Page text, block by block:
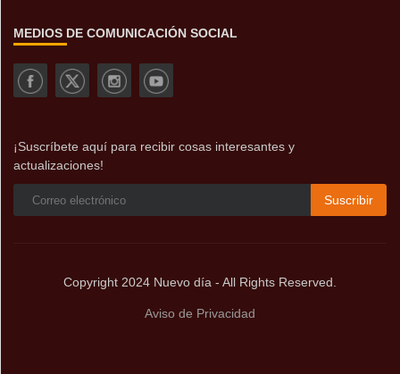
MEDIOS DE COMUNICACIÓN SOCIAL
¡Suscríbete aquí para recibir cosas interesantes y
actualizaciones!
Suscribir
Copyright 2024 Nuevo día - All Rights Reserved.
Aviso de Privacidad